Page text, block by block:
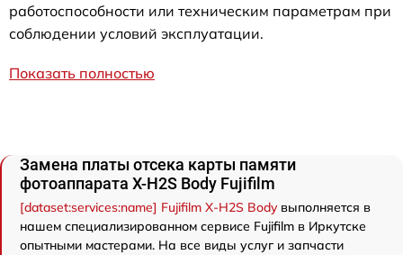
работоспособности или техническим параметрам при
соблюдении условий эксплуатации.
Показать полностью
Замена платы отсека карты памяти
фотоаппарата X-H2S Body Fujifilm
[dataset:services:name] Fujifilm X-H2S Bodyвыполняется в
нашем специализированном сервисе Fujifilm в Иркутске
опытными мастерами. На все виды услуг и запчасти